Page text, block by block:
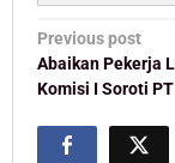
Post
Previous post
Abaikan Pekerja
Komisi I Soroti